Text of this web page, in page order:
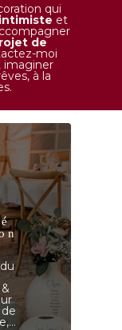
qui
et
de
moi
imaginer
à la